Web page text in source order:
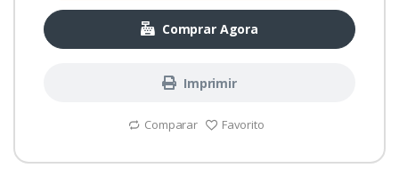
Comprar Agora
Imprimir
Comparar Favorito